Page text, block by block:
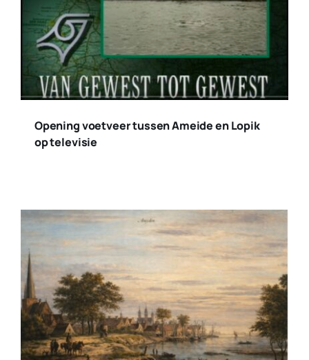
Opening voetveer tussen Ameide en Lopik
op televisie